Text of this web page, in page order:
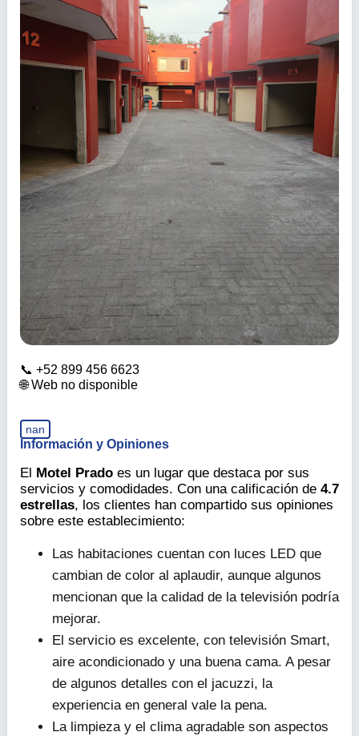
+52 899 456 6623
Web no disponible
nan
Información y Opiniones
El Motel Prado es un lugar que destaca por sus
servicios y comodidades. Con una calificación de 4.7
estrellas, los clientes han compartido sus opiniones
sobre este establecimiento:
Las habitaciones cuentan con luces LED que
cambian de color al aplaudir, aunque algunos
mencionan que la calidad de la televisión podría
mejorar.
El servicio es excelente, con televisión Smart,
aire acondicionado y una buena cama. A pesar
de algunos detalles con el jacuzzi, la
experiencia en general vale la pena.
La limpieza y el clima agradable son aspectos